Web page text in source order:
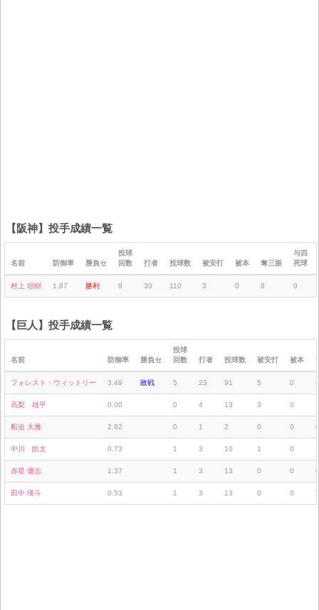
【阪神】投手成績一覧
名前 防御率 勝負セ
投球
回数
打者 投球数 被安打 被本 奪三振
与四
死球
村上 頌樹 1.87 勝利 9 30 110 3 0 8 0
【巨人】投手成績一覧
名前 防御率 勝負セ
投球
回数
打者 投球数 被安打 被本
フォレスト・ウィットリー 3.49 敗戦 5 23 91 5 0 8
高梨 雄平 0.00 0 4 13 3 0
船迫 大雅 2.92 0 1 2 0 0 0
中川 皓太 0.73 1 3 10 1 0
赤星 優志 1.37 1 3 13 0 0 0
田中 瑛斗 0.53 1 3 13 0 0 2